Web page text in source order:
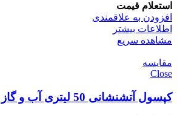
استعلام قیمت
افزودن به علاقمندی
اطلاعات بیشتر
مشاهده سریع
مقایسه
Close
کپسول آتشنشانی 50 لیتری آب و گاز خزرسیلندر